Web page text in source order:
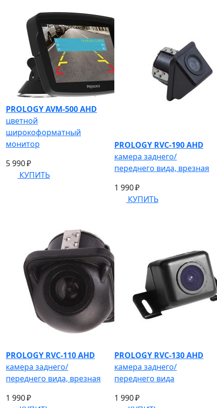
PROLOGY AVM-500 AHD
цветной
широкоформатный
монитор
5 990 ₽
КУПИТЬ
PROLOGY RVC-190 AHD
камера заднего/
переднего вида, врезная
1 990 ₽
КУПИТЬ
PROLOGY RVC-110 AHD
камера заднего/
переднего вида, врезная
1 990 ₽
PROLOGY RVC-130 AHD
камера заднего/
переднего вида
1 990 ₽